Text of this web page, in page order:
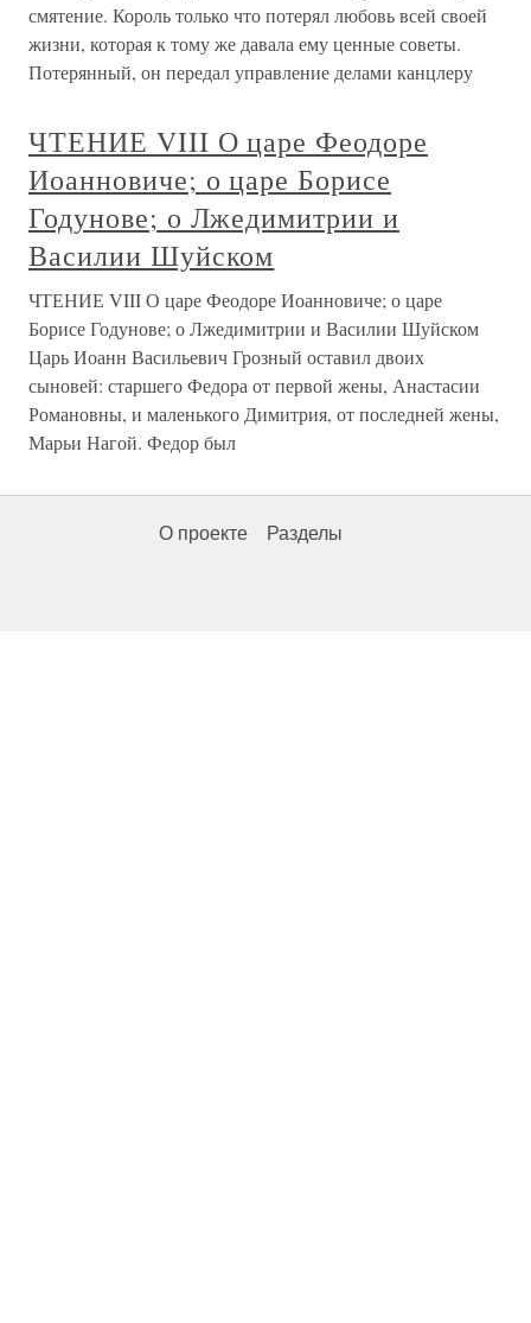
смятение. Король только что потерял любовь всей своей
жизни, которая к тому же давала ему ценные советы.
Потерянный, он передал управление делами канцлеру
ЧТЕНИЕ VIII О царе Феодоре
Иоанновиче; о царе Борисе
Годунове; о Лжедимитрии и
Василии Шуйском
ЧТЕНИЕ VIII О царе Феодоре Иоанновиче; о царе
Борисе Годунове; о Лжедимитрии и Василии Шуйском
Царь Иоанн Васильевич Грозный оставил двоих
сыновей: старшего Федора от первой жены, Анастасии
Романовны, и маленького Димитрия, от последней жены,
Марьи Нагой. Федор был
О проекте Разделы